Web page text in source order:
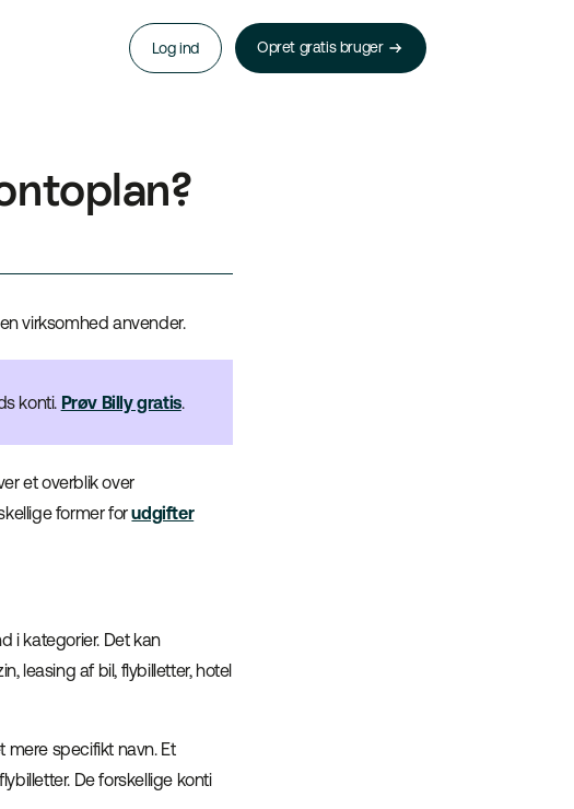
Log ind Opret gratis bruger
virksomhed anvender.
konti. Prøv Billy gratis.
et overblik over
former forudgifter
i kategorier. Det kan
leasing af bil, flybilletter, hotel
mere specifikt navn. Et
De forskellige konti